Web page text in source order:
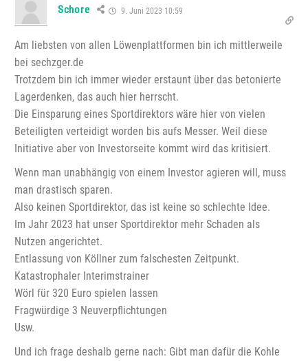
Schore 9. Juni 2023 10:59
Am liebsten von allen Löwenplattformen bin ich mittlerweile
bei sechzger.de
Trotzdem bin ich immer wieder erstaunt über das betonierte
Lagerdenken, das auch hier herrscht.
Die Einsparung eines Sportdirektors wäre hier von vielen
Beteiligten verteidigt worden bis aufs Messer. Weil diese
Initiative aber von Investorseite kommt wird das kritisiert.
Wenn man unabhängig von einem Investor agieren will, muss
man drastisch sparen.
Also keinen Sportdirektor, das ist keine so schlechte Idee.
Im Jahr 2023 hat unser Sportdirektor mehr Schaden als
Nutzen angerichtet.
Entlassung von Köllner zum falschesten Zeitpunkt.
Katastrophaler Interimstrainer
Wörl für 320 Euro spielen lassen
Fragwürdige 3 Neuverpflichtungen
Usw.
Und ich frage deshalb gerne nach: Gibt man dafür die Kohle